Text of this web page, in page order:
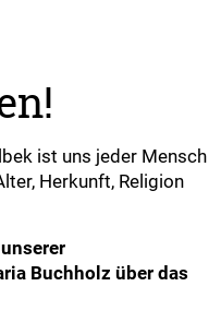
ist uns jeder Mensch
Herkunft, Religion
Buchholz über das